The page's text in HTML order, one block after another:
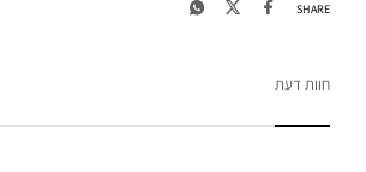
SHARE
חוות דעת